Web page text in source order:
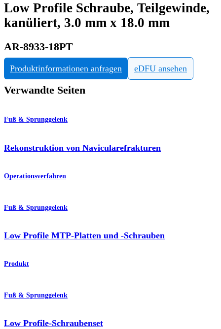
Low Profile Schraube, Teilgewinde,
kanüliert, 3.0 mm x 18.0 mm
AR-8933-18PT
Produktinformationen anfragen eDFU ansehen
Verwandte Seiten
Fuß & Sprunggelenk
Rekonstruktion von Navicularefrakturen
Operationsverfahren
Fuß & Sprunggelenk
Low Profile MTP-Platten und -Schrauben
Produkt
Fuß & Sprunggelenk
Low Profile-Schraubenset